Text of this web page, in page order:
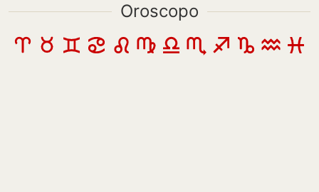
Oroscopo